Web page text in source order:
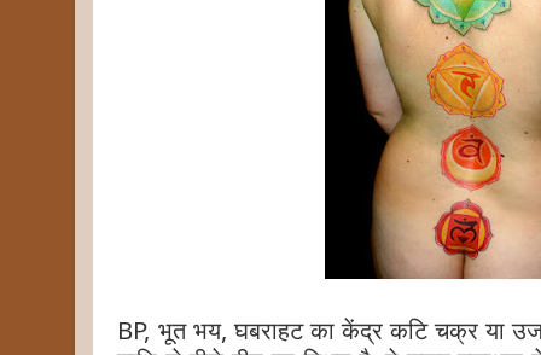
BP, भूत भय, घबराहट का केंद्र कटि चक्र या